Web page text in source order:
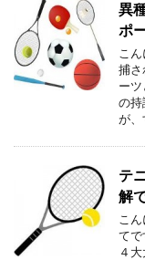
異
ポ
こ
捕さ
ー
の持
が、
テ
解
こ
て
４